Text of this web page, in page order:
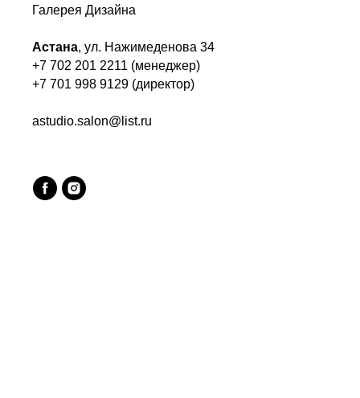
Галерея Дизайна
Астана, ул. Нажимеденова 34
+7 702 201 2211 (менеджер)
+7 701 998 9129 (директор)
astudio.salon@list.ru